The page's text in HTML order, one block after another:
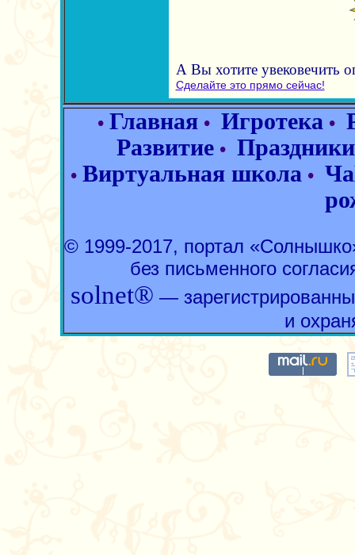
А Вы хотите увековечить
Сделайте это прямо сейчас!
• Главная • Игротека •
Развитие• Праздники
• Виртуальная школа •
© 1999-2017, портал
без письменного
solnet® —
и